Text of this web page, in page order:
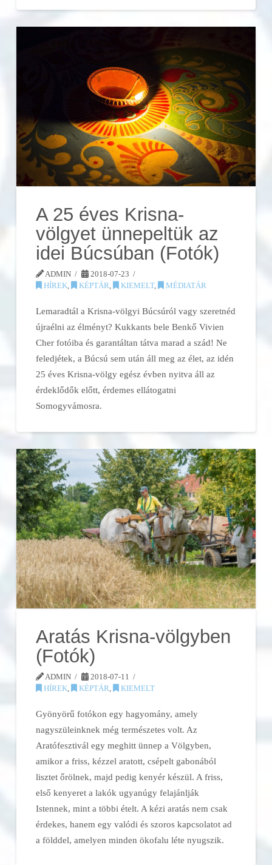
A 25 éves Krisna-
völgyet ünnepeltük az
idei Búcsúban (Fotók)
ADMIN
2018-07-23
HÍREK, KÉPTÁR, KIEMELT, MÉDIATÁR
Lemaradtál a Krisna-völgyi Búcsúról vagy szeretnéd
újraélni az élményt? Kukkants bele Benkő Vivien
Cher fotóiba és garantáltan tátva marad a szád! Ne
feledjétek, a Búcsú sem után áll meg az élet, az idén
25 éves Krisna-völgy egész évben nyitva áll az
érdeklődők előtt, érdemes ellátogatni
Somogyvámosra.
Aratás Krisna-völgyben
(Fotók)
ADMIN
2018-07-11
HÍREK, KÉPTÁR, KIEMELT
Gyönyörű fotókon egy hagyomány, amely
nagyszüleinknek még természetes volt. Az
Aratófesztivál egy meghitt ünnep a Völgyben,
amikor a friss, kézzel aratott, csépelt gabonából
lisztet őrölnek, majd pedig kenyér készül. A friss,
első kenyeret a lakók ugyanúgy felajánlják
Istennek, mint a többi ételt. A kézi aratás nem csak
érdekes, hanem egy valódi és szoros kapcsolatot ad
a földdel, amelyen minden ökofalu léte nyugszik.